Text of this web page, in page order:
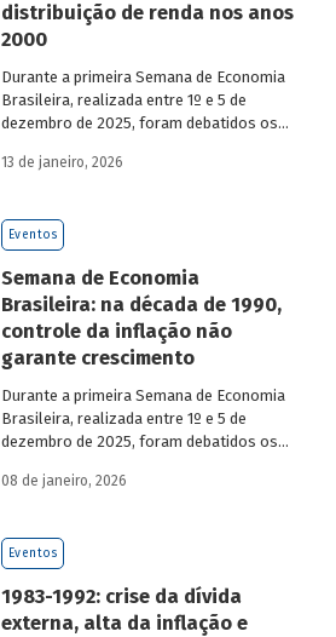
distribuição de renda nos anos
2000
Durante a primeira Semana de Economia
Brasileira, realizada entre 1º e 5 de
dezembro de 2025, foram debatidos os
economia do país nos últimos 40 anos,
economistas renomados.
13 de janeiro, 2026
Eventos
Semana de Economia
Brasileira: na década de 1990,
controle da inflação não
garante crescimento
Durante a primeira Semana de Economia
Brasileira, realizada entre 1º e 5 de
dezembro de 2025, foram debatidos os
economia do país nos últimos 40 anos,
economistas renomados.
08 de janeiro, 2026
Eventos
1983-1992: crise da dívida
externa, alta da inflação e